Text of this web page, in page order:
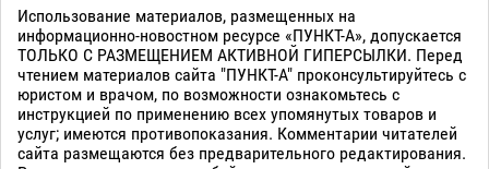
Использование материалов, размещенных на
информационно-новостном ресурсе «ПУНКТ-А», допускается
ТОЛЬКО С РАЗМЕЩЕНИЕМ АКТИВНОЙ ГИПЕРСЫЛКИ. Перед
чтением материалов сайта "ПУНКТ-А" проконсультируйтесь с
юристом и врачом, по возможности ознакомьтесь с
инструкцией по применению всех упомянутых товаров и
услуг; имеются противопоказания. Комментарии читателей
сайта размещаются без предварительного редактирования.